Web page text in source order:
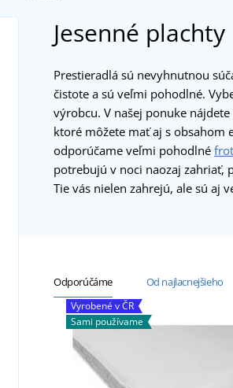
Jesenné plachty
Prestieradlá sú nevyhnutnou
čistote a sú veľmi pohodlné.
výrobcu. V našej ponuke
ktoré môžete mať aj s obsahom
odporúčame veľmi pohodlné
potrebujú v noci naozaj zahriať,
Tie vás nielen zahrejú, ale sú aj
Odporúčáme Od najlacnejšieho
Vyrobené v ČR
Sami používame